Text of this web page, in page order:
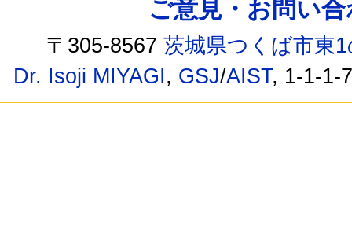
ご意見・お問い
〒305-8567茨城県つくば市東
Dr. Isoji MIYAGI, GSJ/AIST, 1-1-1-